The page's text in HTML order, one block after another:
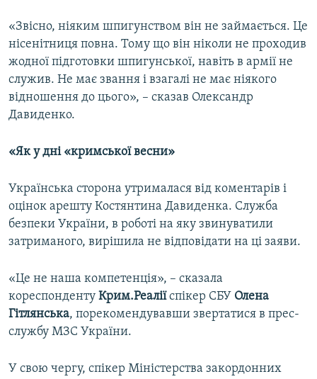
«Звісно, ніяким шпигунством він не займається. Це
нісенітниця повна. Тому що він ніколи не проходив
жодної підготовки шпигунської, навіть в армії не
служив. Не має звання і взагалі не має ніякого
відношення до цього», – сказав Олександр
Давиденко.
«Як у дні «кримської весни»
Українська сторона утрималася від коментарів і
оцінок арешту Костянтина Давиденка. Служба
безпеки України, в роботі на яку звинуватили
затриманого, вирішила не відповідати на ці заяви.
«Це не наша компетенція», – сказала
кореспонденту Крим.Реаліїспікер СБУ Олена
Гітлянська, порекомендувавши звертатися в прес-
службу МЗС України.
У свою чергу, спікер Міністерства закордонних